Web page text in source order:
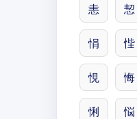
恚 恝
悁 悂
悓 悔
悧 悩